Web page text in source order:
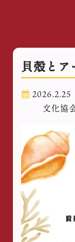
貝殻とア
2026.2.25
文化協